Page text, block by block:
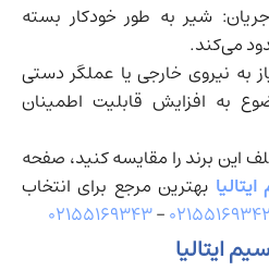
شیر به طور خودکار بسته
می‌کند.
به نیروی خارجی یا عملگر دستی
به افزایش قابلیت اطمینان
این برند را مقایسه کنید، صفحه
بهترین مرجع برای انتخاب
۰۲۱۵۵۱۶۹۳۴۲–۰۲۱۵۵۱۶۹۳۴۳
ایتالیا